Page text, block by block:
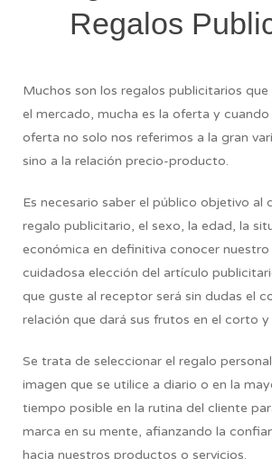
Regalos
Muchos son los regalos publicitarios que
el mercado, mucha es la oferta y
oferta no solo nos referimos a la gran
sino a la relación precio-producto.
Es necesario saber el público objetivo al
regalo publicitario, el sexo, la edad, la
económica en definitiva conocer nuestro
cuidadosa elección del artículo
que guste al receptor será sin dudas el
relación que dará sus frutos en el corto
Se trata de seleccionar el regalo
imagen que se utilice a diario o en la
tiempo posible en la rutina del cliente
marca en su mente, afianzando la
hacia nuestros productos o servicios.